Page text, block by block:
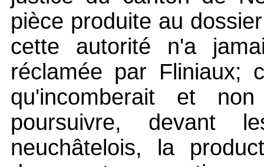
pièce produite au
cette autorité n'a
réclamée par Fliniaux;
qu'incomberait et
poursuivre, devant
neuchâtelois, la